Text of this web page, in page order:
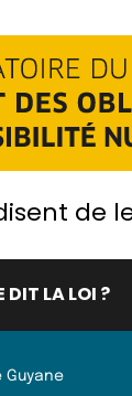
de
DIT LA LOI ?